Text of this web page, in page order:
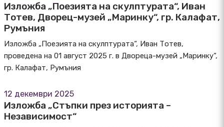
Изложба „Поезията на скулптурата“, Иван
Тотев, Дворец-музей „Маринку“, гр. Калафат,
Румъния
Изложба „Поезията на скулптурата“, Иван Тотев,
проведена на 01 август 2025 г. в Двореца-музей „Маринку“,
гр. Калафат, Румъния
12 декември 2025
Изложба „Стъпки през историята –
Независимост“